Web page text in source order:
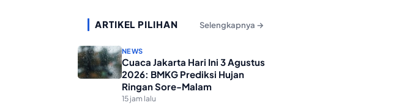
ARTIKEL PILIHAN Selengkapnya →
NEWS
Cuaca Jakarta Hari Ini 3 Agustus
2026: BMKG Prediksi Hujan
Ringan Sore-Malam
15 jam lalu